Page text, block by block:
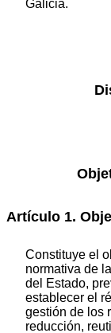
Galicia.
Artículo 1.
Constituye el
normativa de
del Estado,
establecer el
gestión de los
reducción,